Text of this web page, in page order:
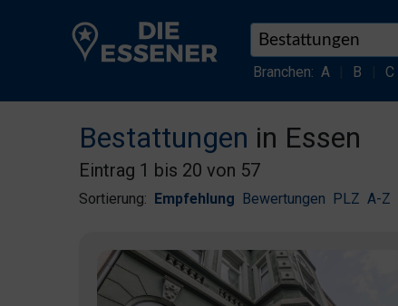
Branchen: A B C
Bestattungen in Essen
Eintrag 1 bis 20 von 57
Sortierung: Empfehlung Bewertungen PLZ A-Z